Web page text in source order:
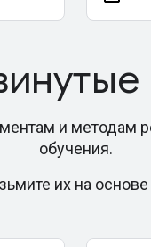
и методам
обучения.
их на